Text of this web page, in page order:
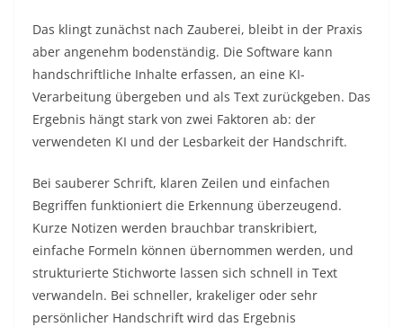
Das klingt zunächst nach Zauberei, bleibt in der Praxis
aber angenehm bodenständig. Die Software kann
handschriftliche Inhalte erfassen, an eine KI-
Verarbeitung übergeben und als Text zurückgeben. Das
Ergebnis hängt stark von zwei Faktoren ab: der
verwendeten KI und der Lesbarkeit der Handschrift.
Bei sauberer Schrift, klaren Zeilen und einfachen
Begriffen funktioniert die Erkennung überzeugend.
Kurze Notizen werden brauchbar transkribiert,
einfache Formeln können übernommen werden, und
strukturierte Stichworte lassen sich schnell in Text
verwandeln. Bei schneller, krakeliger oder sehr
persönlicher Handschrift wird das Ergebnis